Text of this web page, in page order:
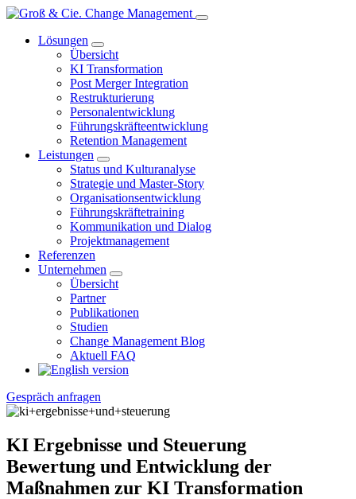
Lösungen
Übersicht
KI Transformation
Post Merger Integration
Restrukturierung
Personalentwicklung
Führungskräfteentwicklung
Retention Management
Leistungen
Status und Kulturanalyse
Strategie und Master-Story
Organisationsentwicklung
Führungskräftetraining
Kommunikation und Dialog
Projektmanagement
Referenzen
Unternehmen
Übersicht
Partner
Publikationen
Studien
Change Management Blog
Aktuell FAQ
Gespräch anfragen
KI Ergebnisse und Steuerung
Bewertung und Entwicklung der
Maßnahmen zur KI Transformation